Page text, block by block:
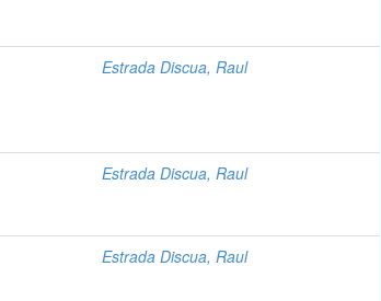
Estrada Discua, Raul
Estrada Discua, Raul
Estrada Discua, Raul